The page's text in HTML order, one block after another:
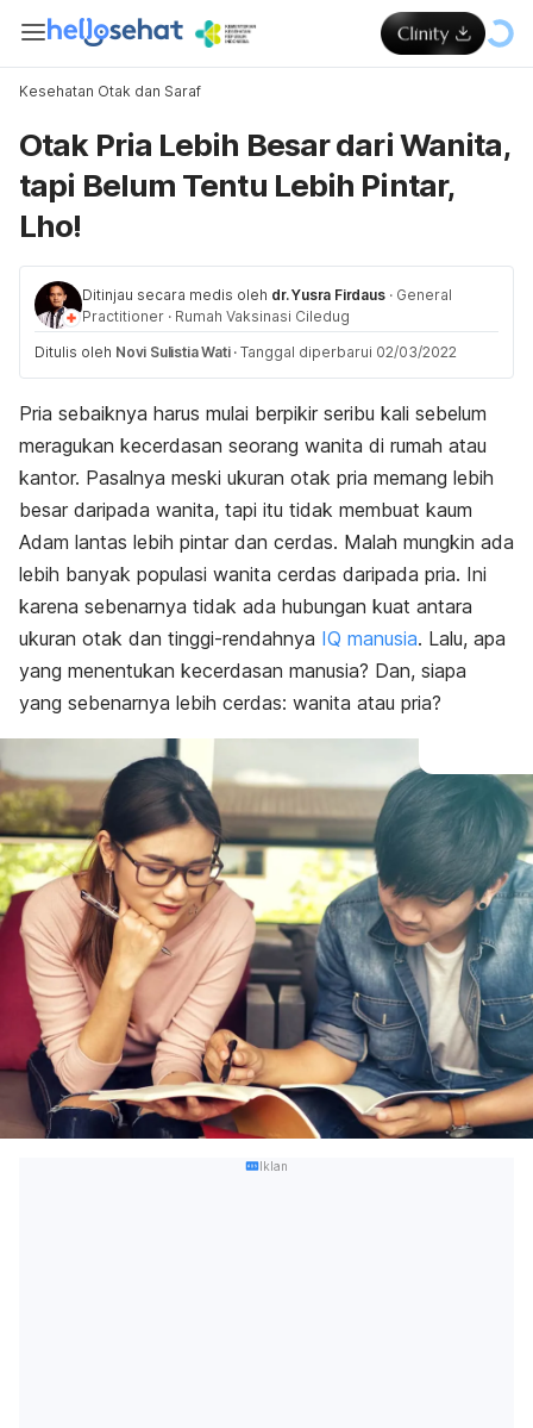
Kesehatan Otak dan Saraf
Otak Pria Lebih Besar dari Wanita,
tapi Belum Tentu Lebih Pintar,
Lho!
Ditinjau secara medis oleh dr. Yusra Firdaus · General
Practitioner · Rumah Vaksinasi Ciledug
Ditulis oleh Novi Sulistia Wati · Tanggal diperbarui 02/03/2022
Pria sebaiknya harus mulai berpikir seribu kali sebelum
meragukan kecerdasan seorang wanita di rumah atau
kantor. Pasalnya meski ukuran otak pria memang lebih
besar daripada wanita, tapi itu tidak membuat kaum
Adam lantas lebih pintar dan cerdas. Malah mungkin ada
lebih banyak populasi wanita cerdas daripada pria. Ini
karena sebenarnya tidak ada hubungan kuat antara
ukuran otak dan tinggi-rendahnya IQ manusia. Lalu, apa
yang menentukan kecerdasan manusia? Dan, siapa
yang sebenarnya lebih cerdas: wanita atau pria?
Iklan